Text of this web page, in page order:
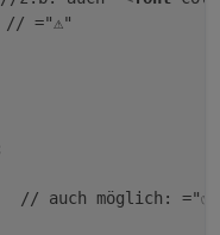
// ="⚠️"
// auch